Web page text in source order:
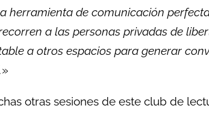
herramienta de comunicación
a las personas privadas de
a otros espacios para generar
»
otras sesiones de este club de